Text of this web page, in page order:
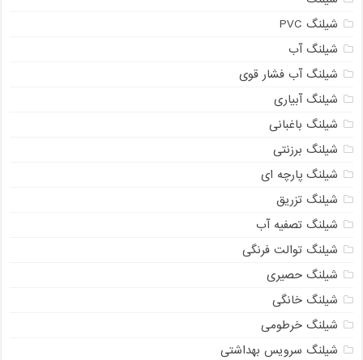
شیلنگ PVC
شیلنگ آب
شیلنگ آب فشار قوی
شیلنگ آبیاری
شیلنگ باغبانی
شیلنگ برزنتی
شیلنگ پارچه ای
شیلنگ تزریق
شیلنگ تصفیه آب
شیلنگ توالت فرنگی
شیلنگ حصیری
شیلنگ خانگی
شیلنگ خرطومی
شیلنگ سرویس بهداشتی